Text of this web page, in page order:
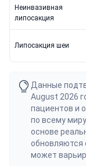
Неинвазивная
липосакция
Липосакция шеи
Данные
August 2026
пациентов и
по всему
основе
обновляются
может